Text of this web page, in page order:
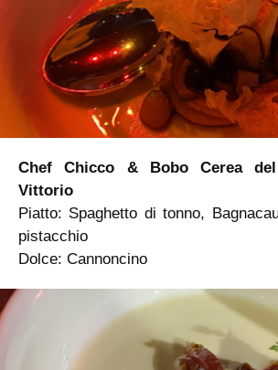
Chef Chicco & Bobo Cerea
Vittorio
Piatto: Spaghetto di tonno,
pistacchio
Dolce: Cannoncino